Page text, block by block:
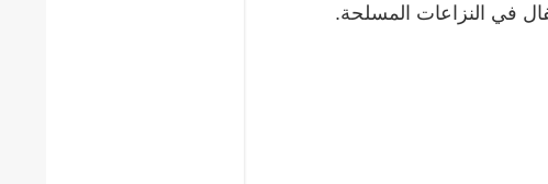
في النزاعات المسلحة.